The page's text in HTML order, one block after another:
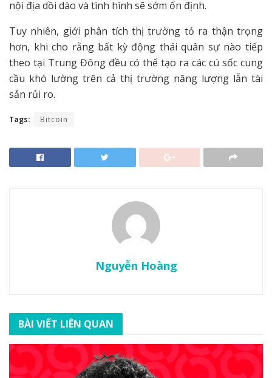
nội địa dồi dào và tình hình sẽ sớm ổn định.
Tuy nhiên, giới phân tích thị trường tỏ ra thận trọng
hơn, khi cho rằng bất kỳ động thái quân sự nào tiếp
theo tại Trung Đông đều có thể tạo ra các cú sốc cung
cầu khó lường trên cả thị trường năng lượng lẫn tài
sản rủi ro.
Tags: Bitcoin
Nguyễn Hoàng
BÀI VIẾT LIÊN QUAN